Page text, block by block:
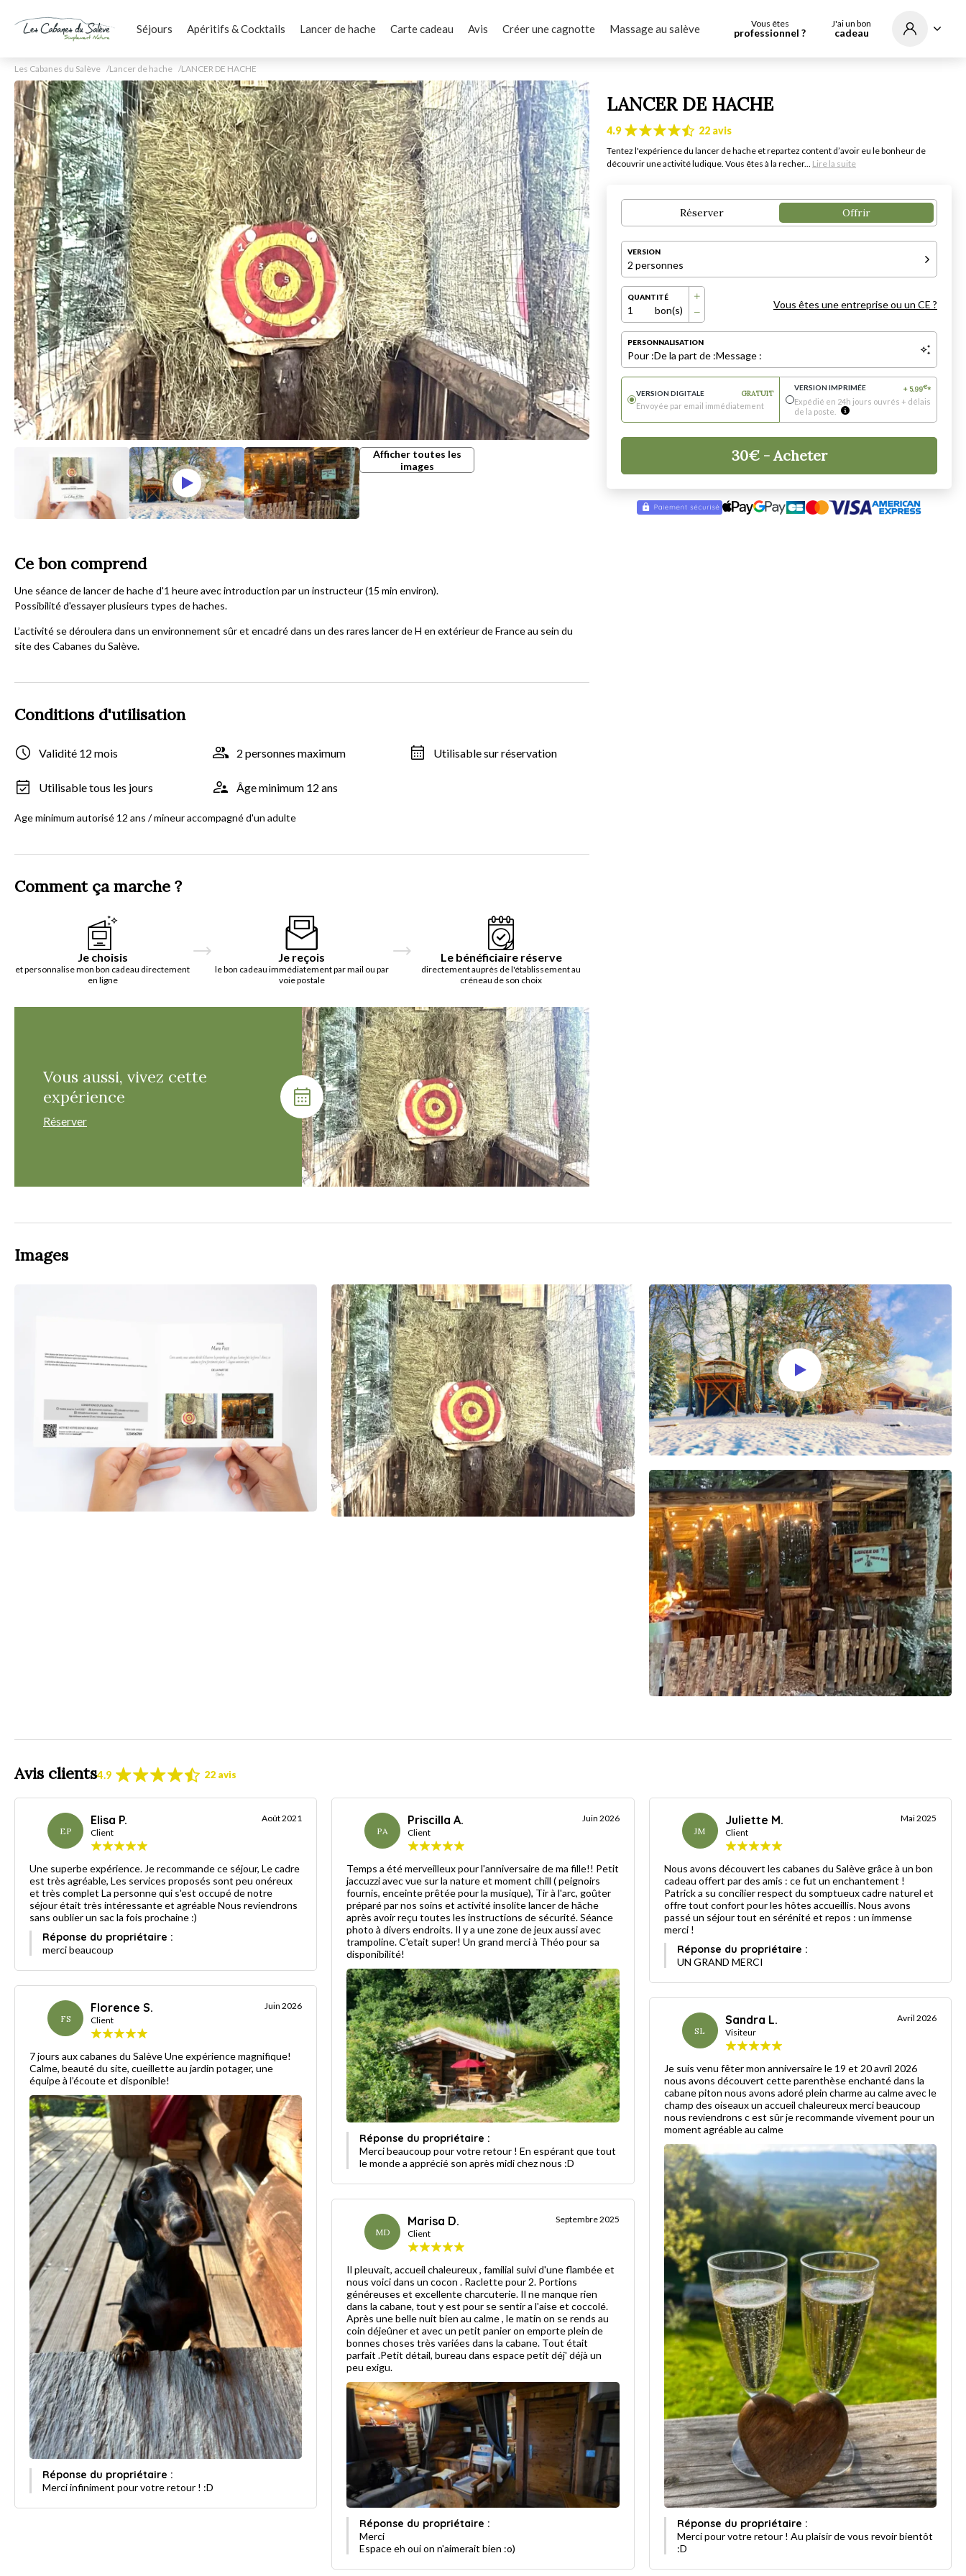
Séjours Apéritifs & Cocktails Lancer de hache Carte cadeau Avis Créer une cagnotte Massage au salève Vous êtes
professionnel ?
J'ai un bon
cadeau
Les Cabanes du Salève Lancer de hache LANCER DE HACHE
Afficher toutes les
images
LANCER DE HACHE
4.9 22 avis
Tentez l'expérience du lancer de hache et repartez content d’avoir eu le bonheur de
découvrir une activité ludique. Vous êtes à la recher... Lire la suite
Réserver Offrir
VERSION
2 personnes
QUANTITÉ
1 bon(s) Vous êtes une entreprise ou un CE ?
PERSONNALISATION
Pour :De la part de :Message :
VERSION DIGITALE
GRATUIT
Envoyée par email immédiatement
VERSION IMPRIMÉE + 5.99€*
Expédié en 24h jours ouvrés + délais
de la poste.
30€- Acheter
Ce bon comprend
Une séance de lancer de hache d'1 heure avec introduction par un instructeur (15 min environ).
Possibilité d'essayer plusieurs types de haches.
L’activité se déroulera dans un environnement sûr et encadré dans un des rares lancer de H en extérieur de France au sein du
site des Cabanes du Salève.
Conditions d'utilisation
Validité 12 mois 2 personnes maximum Utilisable sur réservation
Utilisable tous les jours Âge minimum 12 ans
Age minimum autorisé 12 ans / mineur accompagné d'un adulte
Comment ça marche ?
Je choisis
et personnalise mon bon cadeau directement
en ligne
Je reçois
le bon cadeau immédiatement par mail ou par
voie postale
Le bénéficiaire réserve
directement auprès de l'établissement au
créneau de son choix
Vous aussi, vivez cette
expérience
Réserver
Images
Avis clients4.9 22 avis
EP
Elisa P.
Client
Août 2021
Une superbe expérience. Je recommande ce séjour, Le cadre
est très agréable, Les services proposés sont peu onéreux
et très complet La personne qui s'est occupé de notre
séjour était très intéressante et agréable Nous reviendrons
sans oublier un sac la fois prochaine :)
Réponse du propriétaire :
merci beaucoup
FS
Florence S.
Client
Juin 2026
7 jours aux cabanes du Salève Une expérience magnifique!
Calme, beauté du site, cueillette au jardin potager, une
équipe à l’écoute et disponible!
Réponse du propriétaire :
Merci infiniment pour votre retour ! :D
PA
Priscilla A.
Client
Juin 2026
Temps a été merveilleux pour l'anniversaire de ma fille!! Petit
jaccuzzi avec vue sur la nature et moment chill ( peignoirs
fournis, enceinte prêtée pour la musique), Tir à l'arc, goûter
préparé par nos soins et activité insolite lancer de hâche
après avoir reçu toutes les instructions de sécurité. Séance
photo à divers endroits. Il y a une zone de jeux aussi avec
trampoline. C'etait super! Un grand merci à Théo pour sa
disponibilité!
Réponse du propriétaire :
Merci beaucoup pour votre retour ! En espérant que tout
le monde a apprécié son après midi chez nous :D
MD
Marisa D.
Client
Septembre 2025
Il pleuvait, accueil chaleureux , familial suivi d'une flambée et
nous voici dans un cocon . Raclette pour 2. Portions
généreuses et excellente charcuterie. Il ne manque rien
dans la cabane, tout y est pour se sentir a l'aise et coccolé.
Après une belle nuit bien au calme , le matin on se rends au
coin déjeûner et avec un petit panier on emporte plein de
bonnes choses très variées dans la cabane. Tout était
parfait .Petit détail, bureau dans espace petit déj' déjà un
peu exigu.
Réponse du propriétaire :
Merci
Espace eh oui on n'aimerait bien :o)
JM
Juliette M.
Client
Mai 2025
Nous avons découvert les cabanes du Salève grâce à un bon
cadeau offert par des amis : ce fut un enchantement !
Patrick a su concilier respect du somptueux cadre naturel et
offre tout confort pour les hôtes accueillis. Nous avons
passé un séjour tout en sérénité et repos : un immense
merci !
Réponse du propriétaire :
UN GRAND MERCI
SL
Sandra L.
Visiteur
Avril 2026
Je suis venu fêter mon anniversaire le 19 et 20 avril 2026
nous avons découvert cette parenthèse enchanté dans la
cabane piton nous avons adoré plein charme au calme avec le
champ des oiseaux un accueil chaleureux merci beaucoup
nous reviendrons c est sûr je recommande vivement pour un
moment agréable au calme
Réponse du propriétaire :
Merci pour votre retour ! Au plaisir de vous revoir bientôt
:D